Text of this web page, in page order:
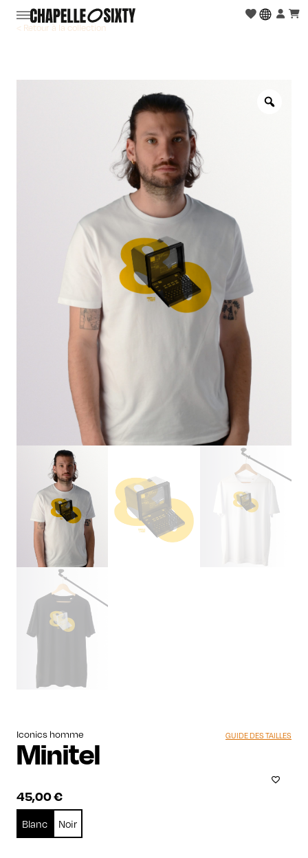
< Retour à la collection
Iconics homme
Minitel
45,00€
GUIDE DES TAILLES
Blanc Noir